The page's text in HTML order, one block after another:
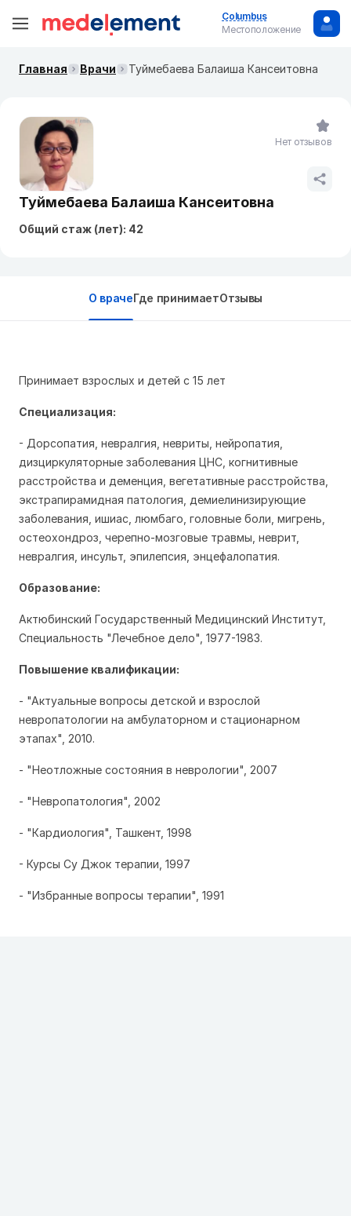
Columbus
Местоположение
Главная Врачи Туймебаева Балаиша Кансеитовна
Туймебаева Балаиша Кансеитовна
Общий стаж (лет): 42
Нет отзывов
О врачеГде принимаетОтзывы
Принимает взрослых и детей с 15 лет
Специализация:
- Дорсопатия, невралгия, невриты, нейропатия,
дизциркуляторные заболевания ЦНС, когнитивные
расстройства и деменция, вегетативные расстройства,
экстрапирамидная патология, демиелинизирующие
заболевания, ишиас, люмбаго, головные боли, мигрень,
остеохондроз, черепно-мозговые травмы, неврит,
невралгия, инсульт, эпилепсия, энцефалопатия.
Образование:
Актюбинский Государственный Медицинский Институт,
Специальность "Лечебное дело", 1977-1983.
Повышение квалификации:
- "Актуальные вопросы детской и взрослой
невропатологии на амбулаторном и стационарном
этапах", 2010.
- "Неотложные состояния в неврологии", 2007
- "Невропатология", 2002
- "Кардиология", Ташкент, 1998
- Курсы Су Джок терапии, 1997
- "Избранные вопросы терапии", 1991